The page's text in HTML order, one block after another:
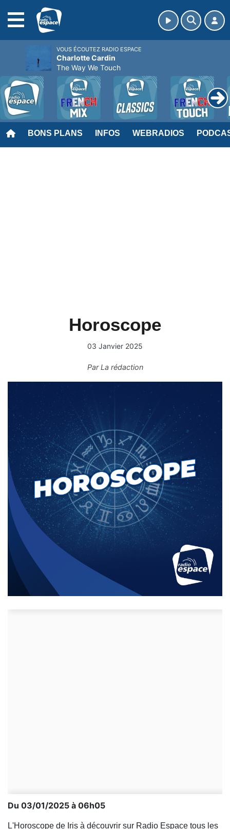
BONS PLANS INFOS WEBRADIOS
Horoscope
03 Janvier 2025
ParLa rédaction
Du 03/01/2025 à 06h05
L'Horoscope de Iris à découvrir sur Radio Espace tous les
VOUS ÉCOUTEZ RADIO ESPACE
Charlotte Cardin
The Way We Touch